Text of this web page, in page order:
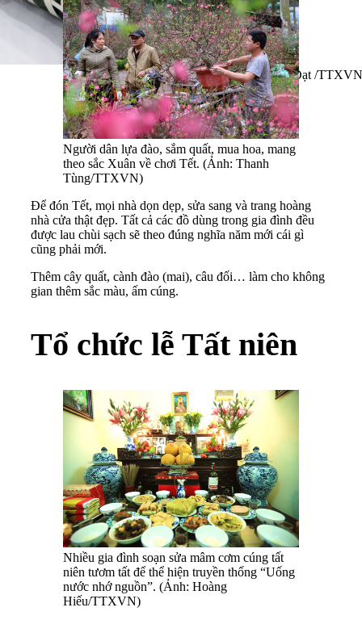
Cặp bánh tét đã được gói xong. (Ảnh: Hồng Đạt /
Người dân lựa đào, sắm quất, mua hoa, mang
theo sắc Xuân về chơi Tết. (Ảnh: Thanh
Tùng/TTXVN)
Để đón Tết, mọi nhà dọn dẹp, sửa sang và trang hoàng
nhà cửa thật đẹp. Tất cả các đồ dùng trong gia đình đều
được lau chùi sạch sẽ theo đúng nghĩa năm mới cái gì
cũng phải mới.
Thêm cây quất, cành đào (mai), câu đối… làm cho không
gian thêm sắc màu, ấm cúng.
Tổ chức lễ Tất niên
Nhiều gia đình soạn sửa mâm cơm cúng tất
niên tươm tất để thể hiện truyền thống “Uống
nước nhớ nguồn”. (Ảnh: Hoàng
Hiếu/TTXVN)